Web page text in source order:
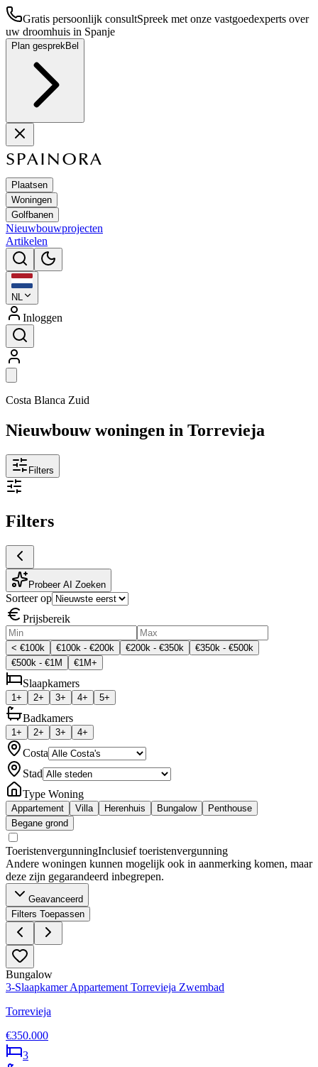
Gratis persoonlijk consultSpreek met onze vastgoedexperts over
uw droomhuis in Spanje
Plan gesprekBel
SPAINORA
Plaatsen
Woningen
Golfbanen
Nieuwbouwprojecten
Artikelen
NL
Inloggen
Costa Blanca Zuid
Nieuwbouw woningen in Torrevieja
Filters
Filters
Probeer AI Zoeken
Sorteer op
Prijsbereik
< €100k €100k - €200k €200k - €350k
€350k - €500k
€500k - €1M
€1M+
Slaapkamers
1+ 2+ 3+ 4+ 5+
Badkamers
1+ 2+ 3+ 4+
Costa
Stad
Type Woning
Appartement Villa Herenhuis Bungalow
Penthouse
Begane grond
ToeristenvergunningInclusief toeristenvergunning
Andere woningen kunnen mogelijk ook in aanmerking komen, maar
deze zijn gegarandeerd inbegrepen.
Geavanceerd
Filters Toepassen
Bungalow
3-Slaapkamer Appartement Torrevieja Zwembad
Torrevieja
€350.000
3